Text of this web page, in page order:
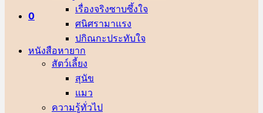
0
เรื่องจริงซาบซึ้งใจ
ศนิศรา
ปกิณกะประทับใจ
หนังสือหายาก
สัตว์เลี้ยง
สุนัข
แมว
ความรู้ทั่วไป